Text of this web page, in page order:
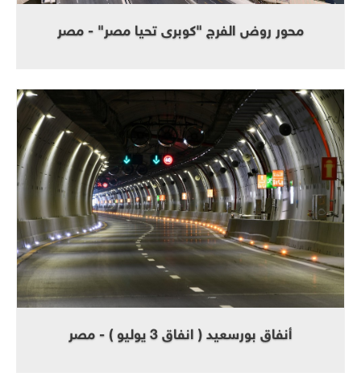
محور روض الفرج "كوبرى تحيا مصر" - مصر
أنفاق بورسعيد ( انفاق 3 يوليو ) - مصر